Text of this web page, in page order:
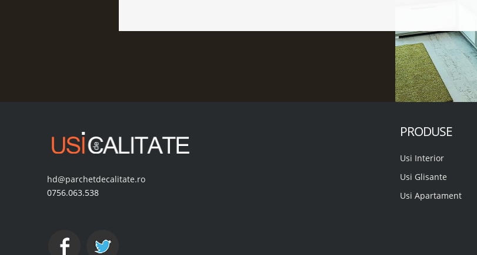
hd@parchetdecalitate.ro
0756.063.538
PRODUSE
Usi Interior
Usi Glisante
Usi Apartament